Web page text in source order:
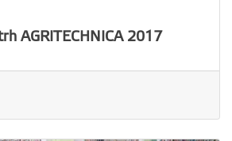
AGRITECHNICA 2017